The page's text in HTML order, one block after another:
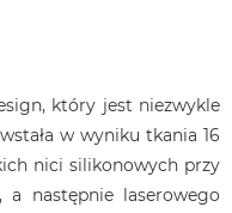
który jest niezwykle
w wyniku tkania 16
nici silikonowych przy
a następnie laserowego